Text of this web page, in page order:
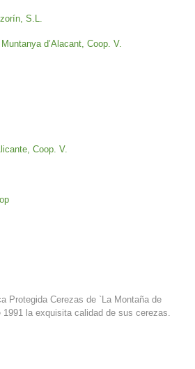
S.L.
d’Alacant, Coop. V.
Coop. V.
Protegida Cerezas de `La Montaña de
la exquisita calidad de sus cerezas.